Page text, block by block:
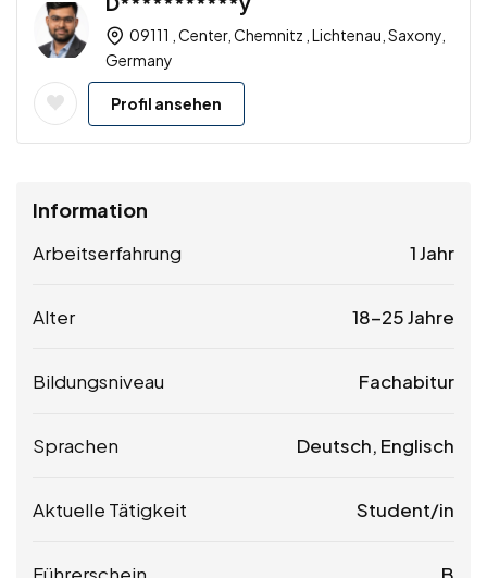
09111 , Center, Chemnitz , Lichtenau, Saxony,
Germany
Profil ansehen
Information
Arbeitserfahrung 1 Jahr
Alter 18-25 Jahre
Bildungsniveau Fachabitur
Sprachen Deutsch, Englisch
Aktuelle Tätigkeit Student/in